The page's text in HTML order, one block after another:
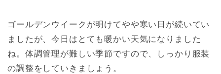
ゴールデンウイークが明けてやや寒い日が続いてい
ましたが、今日はとても暖かい天気になりました
ね。体調管理が難しい季節ですので、しっかり服装
の調整をしていきましょう。